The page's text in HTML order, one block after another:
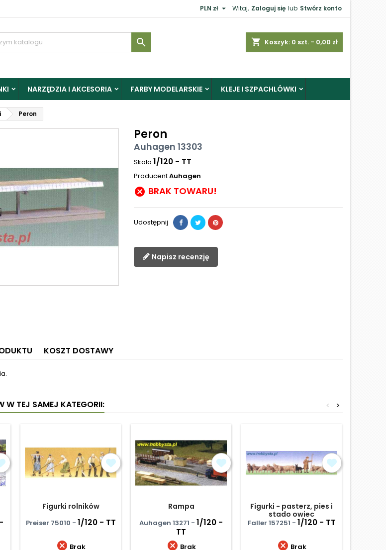
Witaj, Zaloguj się lub Stwórz konto
PLN zł 
shopping_cart Koszyk: 0 szt. - 0,00 zł

NARZĘDZIA I AKCESORIA FARBY MODELARSKIE KLEJE I SZPACHLÓWKI
Peron
Peron
Auhagen 13303
Skala 1/120 - TT
ProducentAuhagen
 BRAK TOWARU!
Udostępnij
Napisz recenzję
KOSZT DOSTAWY
W TEJ SAMEJ KATEGORII: >
<
Figurki rolników
Preiser 75010 - 1/120 - TT
 Brak
Rampa
Auhagen 13271 - 1/120 -
TT
 Brak
Figurki - pasterz, pies i
stado owiec
Faller 157251 - 1/120 - TT
 Brak